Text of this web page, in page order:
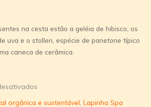
na cesta estão a geléia de hibisco, os
uva e o stollen, espécie de panetone típico
caneca de cerâmica.
orgânica e sustentável ,Lapinha Spa